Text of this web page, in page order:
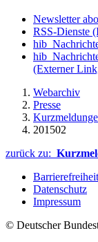
Newsletter
RSS-Dienste
(Externer
Webarchiv
Presse
201502
zurück zu:
Barrierefreiheit
Datenschutz
Impressum
© Deutscher